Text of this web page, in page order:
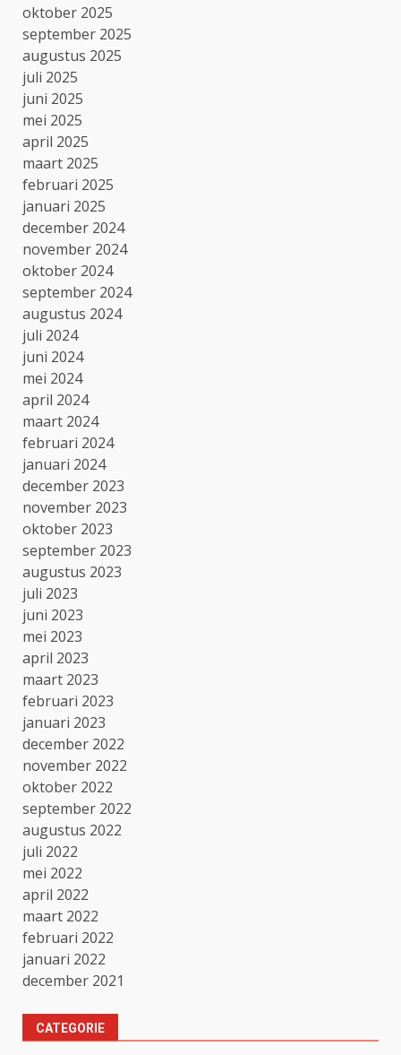
oktober 2025
september 2025
augustus 2025
juli 2025
juni 2025
mei 2025
april 2025
maart 2025
februari 2025
januari 2025
december 2024
november 2024
oktober 2024
september 2024
augustus 2024
juli 2024
juni 2024
mei 2024
april 2024
maart 2024
februari 2024
januari 2024
december 2023
november 2023
oktober 2023
september 2023
augustus 2023
juli 2023
juni 2023
mei 2023
april 2023
maart 2023
februari 2023
januari 2023
december 2022
november 2022
oktober 2022
september 2022
augustus 2022
juli 2022
mei 2022
april 2022
maart 2022
februari 2022
januari 2022
december 2021
CATEGORIE